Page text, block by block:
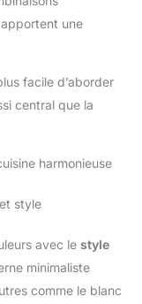
une
facile d’aborder
central que la
harmonieuse
style
avec le style
minimaliste
comme le blanc